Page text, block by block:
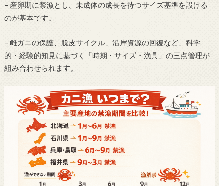
– 産卵期に禁漁とし、未成体の成長を待つサイズ基準を設ける
のが基本です。
– 雌ガニの保護、脱皮サイクル、沿岸資源の回復など、科学
的・経験的知見に基づく「時期・サイズ・漁具」の三点管理が
組み合わせられます。